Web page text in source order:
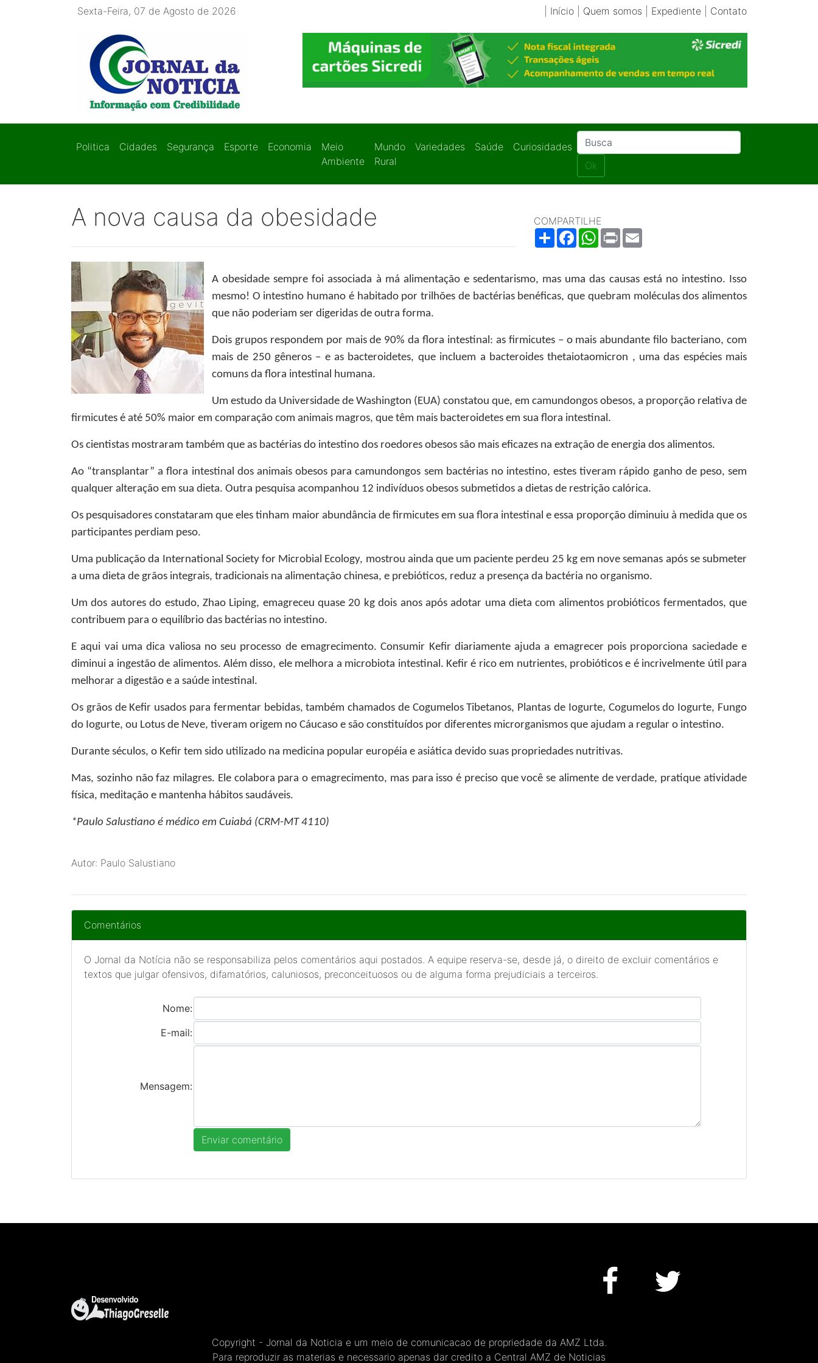
Sexta-Feira, 07 de Agosto de 2026 Início| Quem somos Expediente| Contato
Politica Cidades Segurança Esporte Economia
Meio
Ambiente
Mundo
Rural
Variedades Saúde
Curiosidades
Ok
A nova causa da obesidade
COMPARTILHE
ShareFacebookWhatsApp
Print
A obesidade sempre foi associada à má alimentação e sedentarismo, mas uma das causas está no intestino. Isso
mesmo! O intestino humano é habitado por trilhões de bactérias benéficas, que quebram moléculas dos alimentos
que não poderiam ser digeridas de outra forma.
Dois grupos respondem por mais de 90% da flora intestinal: as firmicutes – o mais abundante filo bacteriano, com
mais de 250 gêneros – e as bacteroidetes, que incluem a bacteroides thetaiotaomicron , uma das espécies mais
comuns da flora intestinal humana.
Um estudo da Universidade de Washington (EUA) constatou que, em camundongos obesos, a proporção relativa de
firmicutes é até 50% maior em comparação com animais magros, que têm mais bacteroidetes em sua flora intestinal.
Os cientistas mostraram também que as bactérias do intestino dos roedores obesos são mais eficazes na extração de energia dos alimentos.
Ao “transplantar” a flora intestinal dos animais obesos para camundongos sem bactérias no intestino, estes tiveram rápido ganho de peso, sem
qualquer alteração em sua dieta. Outra pesquisa acompanhou 12 indivíduos obesos submetidos a dietas de restrição calórica.
Os pesquisadores constataram que eles tinham maior abundância de firmicutes em sua flora intestinal e essa proporção diminuiu à medida que os
participantes perdiam peso.
Uma publicação da International Society for Microbial Ecology, mostrou ainda que um paciente perdeu 25 kg em nove semanas após se submeter
a uma dieta de grãos integrais, tradicionais na alimentação chinesa, e prebióticos, reduz a presença da bactéria no organismo.
Um dos autores do estudo, Zhao Liping, emagreceu quase 20 kg dois anos após adotar uma dieta com alimentos probióticos fermentados, que
contribuem para o equilíbrio das bactérias no intestino.
E aqui vai uma dica valiosa no seu processo de emagrecimento. Consumir Kefir diariamente ajuda a emagrecer pois proporciona saciedade e
diminui a ingestão de alimentos. Além disso, ele melhora a microbiota intestinal. Kefir é rico em nutrientes, probióticos e é incrivelmente útil para
melhorar a digestão e a saúde intestinal.
Os grãos de Kefir usados para fermentar bebidas, também chamados de Cogumelos Tibetanos, Plantas de Iogurte, Cogumelos do Iogurte, Fungo
do Iogurte, ou Lotus de Neve, tiveram origem no Cáucaso e são constituídos por diferentes microrganismos que ajudam a regular o intestino.
Durante séculos, o Kefir tem sido utilizado na medicina popular européia e asiática devido suas propriedades nutritivas.
Mas, sozinho não faz milagres. Ele colabora para o emagrecimento, mas para isso é preciso que você se alimente de verdade, pratique atividade
física, meditação e mantenha hábitos saudáveis.
*Paulo Salustiano é médico em Cuiabá (CRM-MT 4110)
Autor: Paulo Salustiano
Comentários
O Jornal da Notícia não se responsabiliza pelos comentários aqui postados. A equipe reserva-se, desde já, o direito de excluir comentários e
textos que julgar ofensivos, difamatórios, caluniosos, preconceituosos ou de alguma forma prejudiciais a terceiros.
Nome:
E-mail:
Mensagem:
Copyright - Jornal da Noticia e um meio de comunicacao de propriedade da AMZ Ltda.
Para reproduzir as materias e necessario apenas dar credito a Central AMZ de Noticias